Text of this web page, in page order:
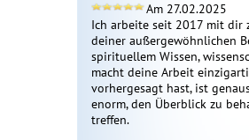
Am 27.02.2025
Ich arbeite seit 2017 mit dir
deiner außergewöhnlichen
spirituellem Wissen,
macht deine Arbeit
vorhergesagt hast, ist
enorm, den Überblick zu
treffen.